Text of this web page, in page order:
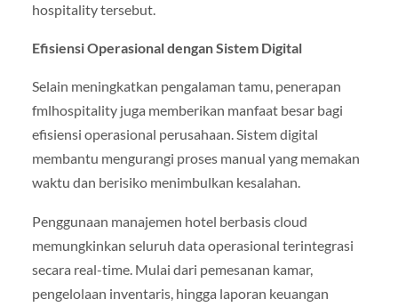
hospitality tersebut.
Efisiensi Operasional dengan Sistem Digital
Selain meningkatkan pengalaman tamu, penerapan
fmlhospitality juga memberikan manfaat besar bagi
efisiensi operasional perusahaan. Sistem digital
membantu mengurangi proses manual yang memakan
waktu dan berisiko menimbulkan kesalahan.
Penggunaan manajemen hotel berbasis cloud
memungkinkan seluruh data operasional terintegrasi
secara real-time. Mulai dari pemesanan kamar,
pengelolaan inventaris, hingga laporan keuangan